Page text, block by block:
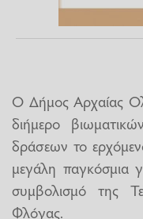
Ο Δήμος Αρχαίας
διήμερο
δράσεων το
μεγάλη παγκόσμια
συμβολισμό της
Φλόγας.